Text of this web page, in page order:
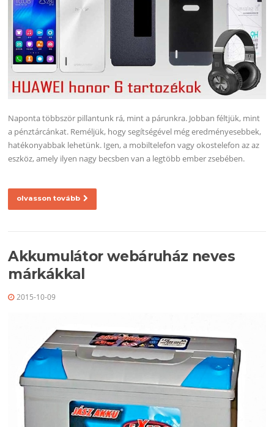
Naponta többször pillantunk rá, mint a párunkra. Jobban féltjük, mint
a pénztárcánkat. Reméljük, hogy segítségével még eredményesebbek,
hatékonyabbak lehetünk. Igen, a mobiltelefon vagy okostelefon az az
eszköz, amely ilyen nagy becsben van a legtöbb ember zsebében.
olvasson tovább
Akkumulátor webáruház neves
márkákkal
2015-10-09